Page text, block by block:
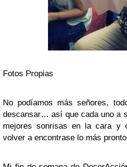
Fotos Propias
No podíamos más señores,
descansar… así que cada uno a
mejores sonrisas en la cara y
volver a encontrase lo más